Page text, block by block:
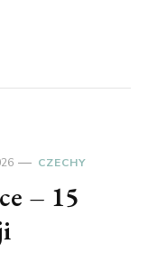
CZECHY
– 15